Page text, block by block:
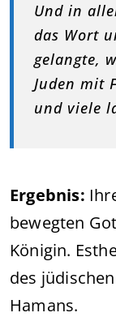
Und in
das Wort
gelangte,
Juden mit
und viele
Ergebnis:
bewegten
Königin.
des
Hamans.